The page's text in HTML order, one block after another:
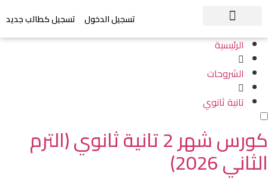
تسجيل الدخول تسجيل كطالب جديد
الرئيسية
الشروحات
تانية ثانوي
كورس شهر 2 تانية ثانوي (الترم
الثاني 2026)